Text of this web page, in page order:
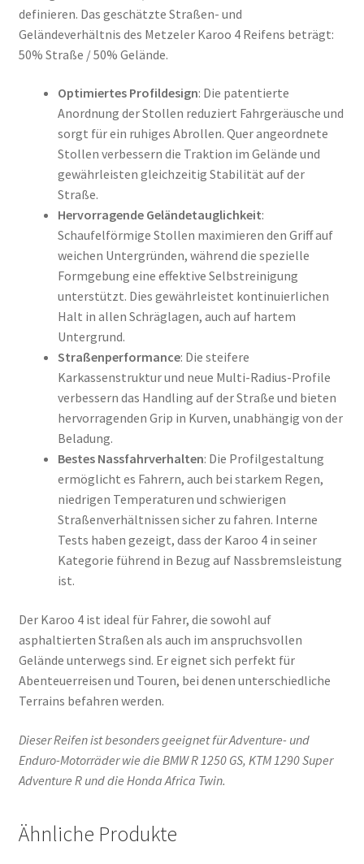
definieren. Das geschätzte Straßen- und
Geländeverhältnis des Metzeler Karoo 4 Reifens beträgt:
50% Straße / 50% Gelände.
Optimiertes Profildesign: Die patentierte
Anordnung der Stollen reduziert Fahrgeräusche und
sorgt für ein ruhiges Abrollen. Quer angeordnete
Stollen verbessern die Traktion im Gelände und
gewährleisten gleichzeitig Stabilität auf der
Straße.
Hervorragende Geländetauglichkeit:
Schaufelförmige Stollen maximieren den Griff auf
weichen Untergründen, während die spezielle
Formgebung eine effektive Selbstreinigung
unterstützt. Dies gewährleistet kontinuierlichen
Halt in allen Schräglagen, auch auf hartem
Untergrund.
Straßenperformance: Die steifere
Karkassenstruktur und neue Multi-Radius-Profile
verbessern das Handling auf der Straße und bieten
hervorragenden Grip in Kurven, unabhängig von der
Beladung.
Bestes Nassfahrverhalten: Die Profilgestaltung
ermöglicht es Fahrern, auch bei starkem Regen,
niedrigen Temperaturen und schwierigen
Straßenverhältnissen sicher zu fahren. Interne
Tests haben gezeigt, dass der Karoo 4 in seiner
Kategorie führend in Bezug auf Nassbremsleistung
ist.
Der Karoo 4 ist ideal für Fahrer, die sowohl auf
asphaltierten Straßen als auch im anspruchsvollen
Gelände unterwegs sind. Er eignet sich perfekt für
Abenteuerreisen und Touren, bei denen unterschiedliche
Terrains befahren werden.
Dieser Reifen ist besonders geeignet für Adventure- und
Enduro-Motorräder wie die BMW R 1250 GS, KTM 1290 Super
Adventure R und die Honda Africa Twin.
Ähnliche Produkte